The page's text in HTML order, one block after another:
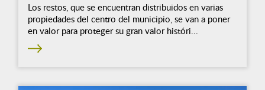
Los restos, que se encuentran distribuidos en varias
propiedades del centro del municipio, se van a poner
en valor para proteger su gran valor históri...